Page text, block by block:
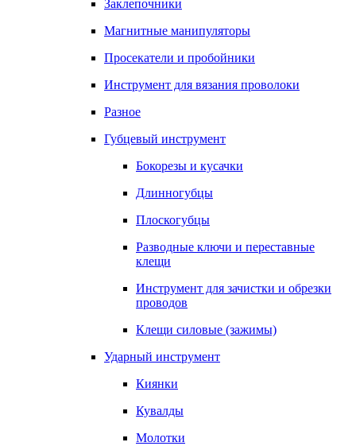
Заклепочники
Магнитные манипуляторы
Просекатели и пробойники
Инструмент для вязания проволоки
Разное
Губцевый инструмент
Бокорезы и кусачки
Длинногубцы
Плоскогубцы
Разводные ключи и переставные
клещи
Инструмент для зачистки и обрезки
проводов
Клещи силовые (зажимы)
Ударный инструмент
Киянки
Кувалды
Молотки